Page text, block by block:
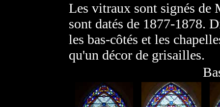
Les vitraux sont signés de
sont datés de 1877-1878.
les bas-côtés et les
qu'un décor de grisailles.